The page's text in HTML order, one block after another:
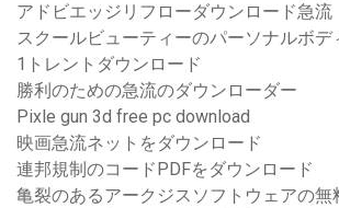
アドビエッジリフローダウンロード急流
スクールビューティーのパーソナルボデ
1トレントダウンロード
勝利のための急流のダウンローダー
Pixle gun 3d free pc download
映画急流ネットをダウンロード
連邦規制のコードPDFをダウンロード
亀裂のあるアークジスソフトウェアの無